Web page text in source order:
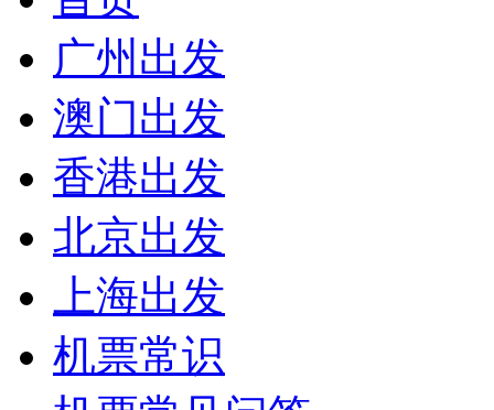
广州出发
澳门出发
香港出发
北京出发
上海出发
机票常识